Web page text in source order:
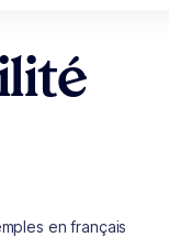
en français